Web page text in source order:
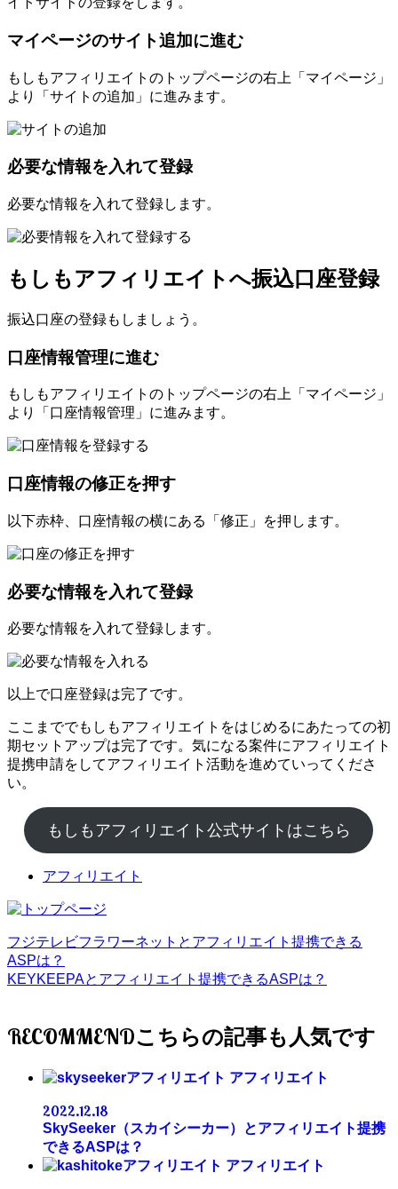
マイページのサイト追加に進む
もしもアフィリエイトのトップページの右上「マイページ」
より「サイトの追加」に進みます。
必要な情報を入れて登録
必要な情報を入れて登録します。
もしもアフィリエイトへ振込口座登録
振込口座の登録もしましょう。
口座情報管理に進む
もしもアフィリエイトのトップページの右上「マイページ」
より「口座情報管理」に進みます。
口座情報の修正を押す
以下赤枠、口座情報の横にある「修正」を押します。
必要な情報を入れて登録
必要な情報を入れて登録します。
以上で口座登録は完了です。
ここまででもしもアフィリエイトをはじめるにあたっての初
期セットアップは完了です。気になる案件にアフィリエイト
提携申請をしてアフィリエイト活動を進めていってくださ
い。
もしもアフィリエイト公式サイトはこちら
アフィリエイト
フジテレビフラワーネットとアフィリエイト提携できる
ASPは？
KEYKEEPAとアフィリエイト提携できるASPは？
RECOMMEND
アフィリエイト
2022.12.18
SkySeeker（スカイシーカー）とアフィリエイト提携
できるASPは？
アフィリエイト